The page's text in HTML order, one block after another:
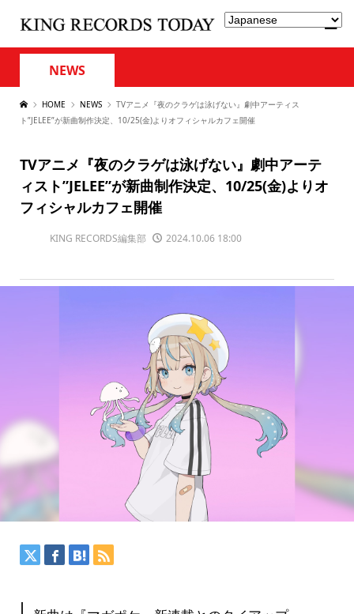
NEWS
HOME NEWS
TVアニメ『夜のクラゲは泳げない』劇中アーティス
ト”JELEE”が新曲制作決定、10/25(金)よりオフィシャルカフェ開催
TVアニメ『夜のクラゲは泳げない』劇中アーテ
ィスト”JELEE”が新曲制作決定、10/25(金)よりオ
フィシャルカフェ開催
KING RECORDS編集部 2024.10.06 18:00